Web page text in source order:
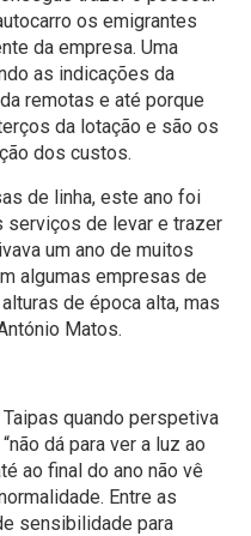
os emigrantes
da empresa. Uma
as indicações da
remotas e até porque
da lotação e são os
dos custos.
de linha, este ano foi
serviços de levar e trazer
um ano de muitos
algumas empresas de
de época alta, mas
Matos.
quando perspetiva
dá para ver a luz ao
ao final do ano não vê
Entre as
sensibilidade para